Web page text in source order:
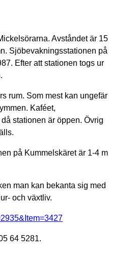
Avståndet är 15
Sjöbevakningsstationen på
Efter att stationen togs ur
rum. Som mest kan ungefär
Kaféet,
stationen är öppen. Övrig
på Kummelskäret är 1-4 m
man kan bekanta sig med
och växtliv.
64 5281.